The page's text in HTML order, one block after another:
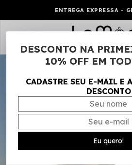
ENTREGA EXPRESSA -
DESCONTO NA
10% OFF EM
CADASTRE SEU E-MAIL E
DESCONTO
Eu quero!